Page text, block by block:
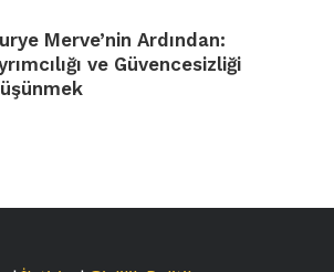
Merve’nin Ardından:
ve Güvencesizliği